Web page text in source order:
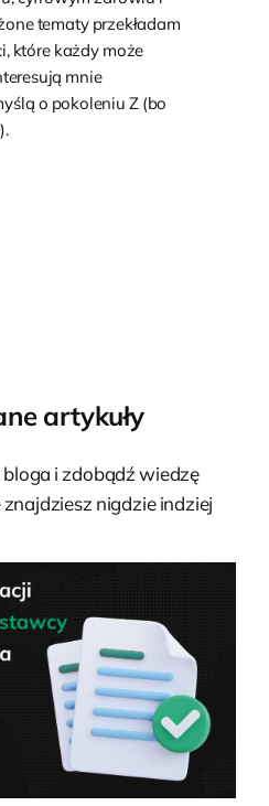
tematy przekładam
które każdy może
mnie
o pokoleniu Z (bo
artykuły
i zdobądź wiedzę
nigdzie indziej